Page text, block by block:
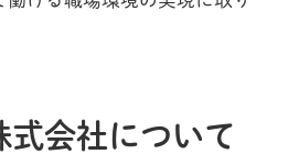
式会社について